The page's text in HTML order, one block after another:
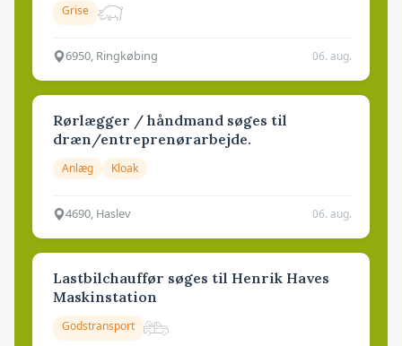
Grise
6950, Ringkøbing 06. aug.
Rørlægger / håndmand søges til
dræn/entreprenørarbejde.
Anlæg Kloak
4690, Haslev 06. aug.
Lastbilchauffør søges til Henrik Haves
Maskinstation
Godstransport